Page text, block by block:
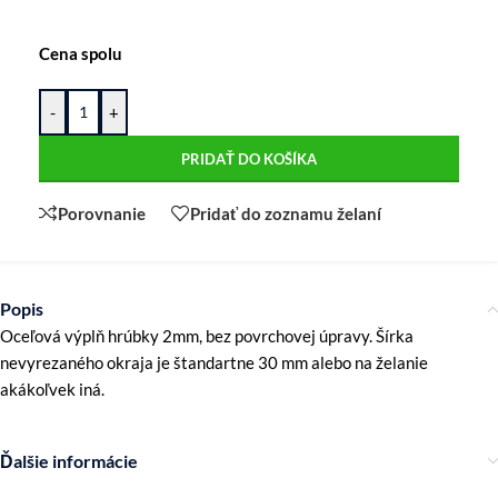
Cena spolu
- +
PRIDAŤ DO KOŠÍKA
Porovnanie Pridať do zoznamu želaní
Popis
Oceľová výplň hrúbky 2mm, bez povrchovej úpravy. Šírka
nevyrezaného okraja je štandartne 30 mm alebo na želanie
akákoľvek iná.
Ďalšie informácie